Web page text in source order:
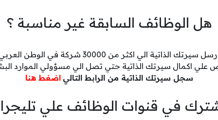
هل الوظائف السابقة غير مناسبة ؟
سيرتك الذاتية الي اكثر من 30000 شركة في الوطن العربي
علي اكمال سيرتك الذاتية حتي تصل الي مسؤولي الموارد
سجل سيرتك الذاتية من الرابط التالي اضغط هنا
في قنوات الوظائف علي